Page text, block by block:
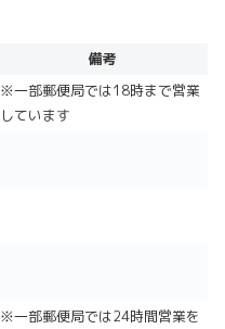
備考
※一部郵便局では18時まで営業
しています
※一部郵便局では24時間営業を